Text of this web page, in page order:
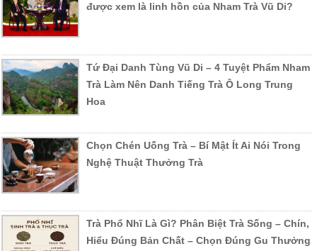
được xem là linh hồn của Nham Trà Vũ Di?
Tứ Đại Danh Tùng Vũ Di – 4 Tuyệt Phẩm Nham
Trà Làm Nên Danh Tiếng Trà Ô Long Trung
Hoa
Chọn Chén Uống Trà – Bí Mật Ít Ai Nói Trong
Nghệ Thuật Thưởng Trà
Trà Phổ Nhĩ Là Gì? Phân Biệt Trà Sống – Chín,
Hiểu Đúng Bản Chất – Chọn Đúng Gu Thưởng